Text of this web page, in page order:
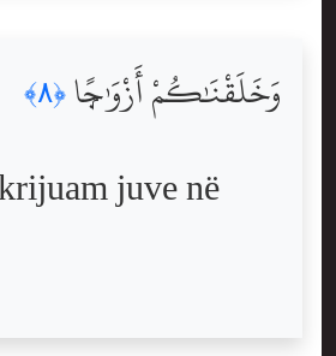
وَخَلَقْنَٰكُمْ أَزْوَٰجًۭا ﴿٨﴾
juve në